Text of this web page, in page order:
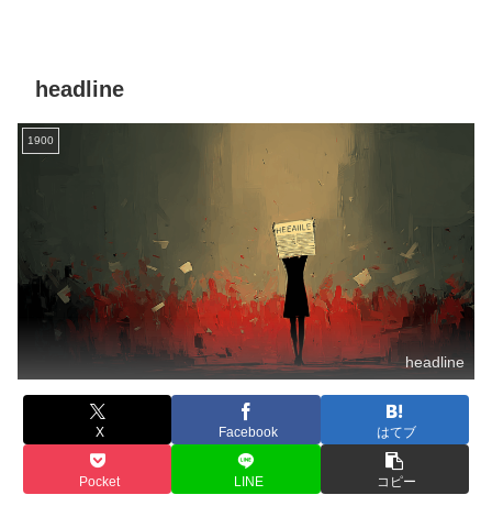
headline
1900
headline
X Facebook はてブ
Pocket LINE コピー